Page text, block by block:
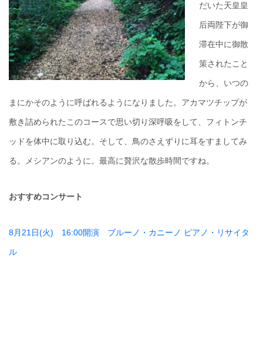
だいた天皇皇
后両陛下が御
滞在中に御散
策されたこと
から、いつの
まにかそのように呼ばれるようになりました。アカマツチップが
敷き詰められたこのコースで思い切り深呼吸をして、フィトンチ
ッドを体中に取り込む。そして、鳥のさえずりに耳をすましてみ
る。メシアンのように。最高に贅沢な散歩時間ですね。
おすすめコンサート
8月21日(火) 16:00開演 ブルーノ・カニーノ ピアノ・リサイタ
ル